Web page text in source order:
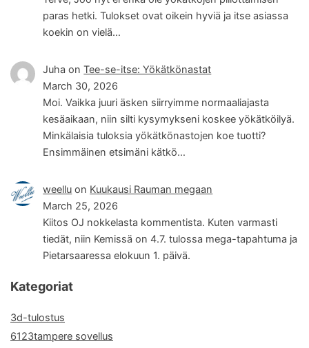
paras hetki. Tulokset ovat oikein hyviä ja itse asiassa
koekin on vielä…
Juha onTee-se-itse: Yökätkönastat
March 30, 2026
Moi. Vaikka juuri äsken siirryimme normaaliajasta
kesäaikaan, niin silti kysymykseni koskee yökätköilyä.
Minkälaisia tuloksia yökätkönastojen koe tuotti?
Ensimmäinen etsimäni kätkö…
weellu on Kuukausi Rauman megaan
March 25, 2026
Kiitos OJ nokkelasta kommentista. Kuten varmasti
tiedät, niin Kemissä on 4.7. tulossa mega-tapahtuma ja
Pietarsaaressa elokuun 1. päivä.
Kategoriat
3d-tulostus
6123tampere sovellus